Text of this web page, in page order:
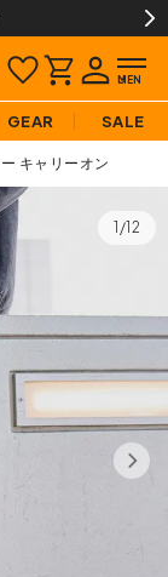
GEAR SALE
キャリーオン
1/12